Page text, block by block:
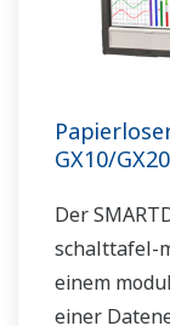
GX10/GX20
Der
schalttafel-
einem
einer